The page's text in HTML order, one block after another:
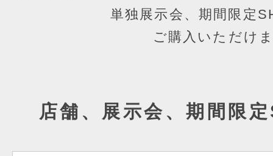
単独展示会、 期間限定
ご購入いただけ
店舗、展示会、期間限